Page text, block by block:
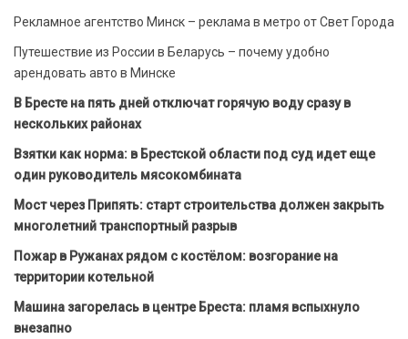
Рекламное агентство Минск – реклама в метро от Свет Города
Путешествие из России в Беларусь – почему удобно
арендовать авто в Минске
В Бресте на пять дней отключат горячую воду сразу в
нескольких районах
Взятки как норма: в Брестской области под суд идет еще
один руководитель мясокомбината
Мост через Припять: старт строительства должен закрыть
многолетний транспортный разрыв
Пожар в Ружанах рядом с костёлом: возгорание на
территории котельной
Машина загорелась в центре Бреста: пламя вспыхнуло
внезапно